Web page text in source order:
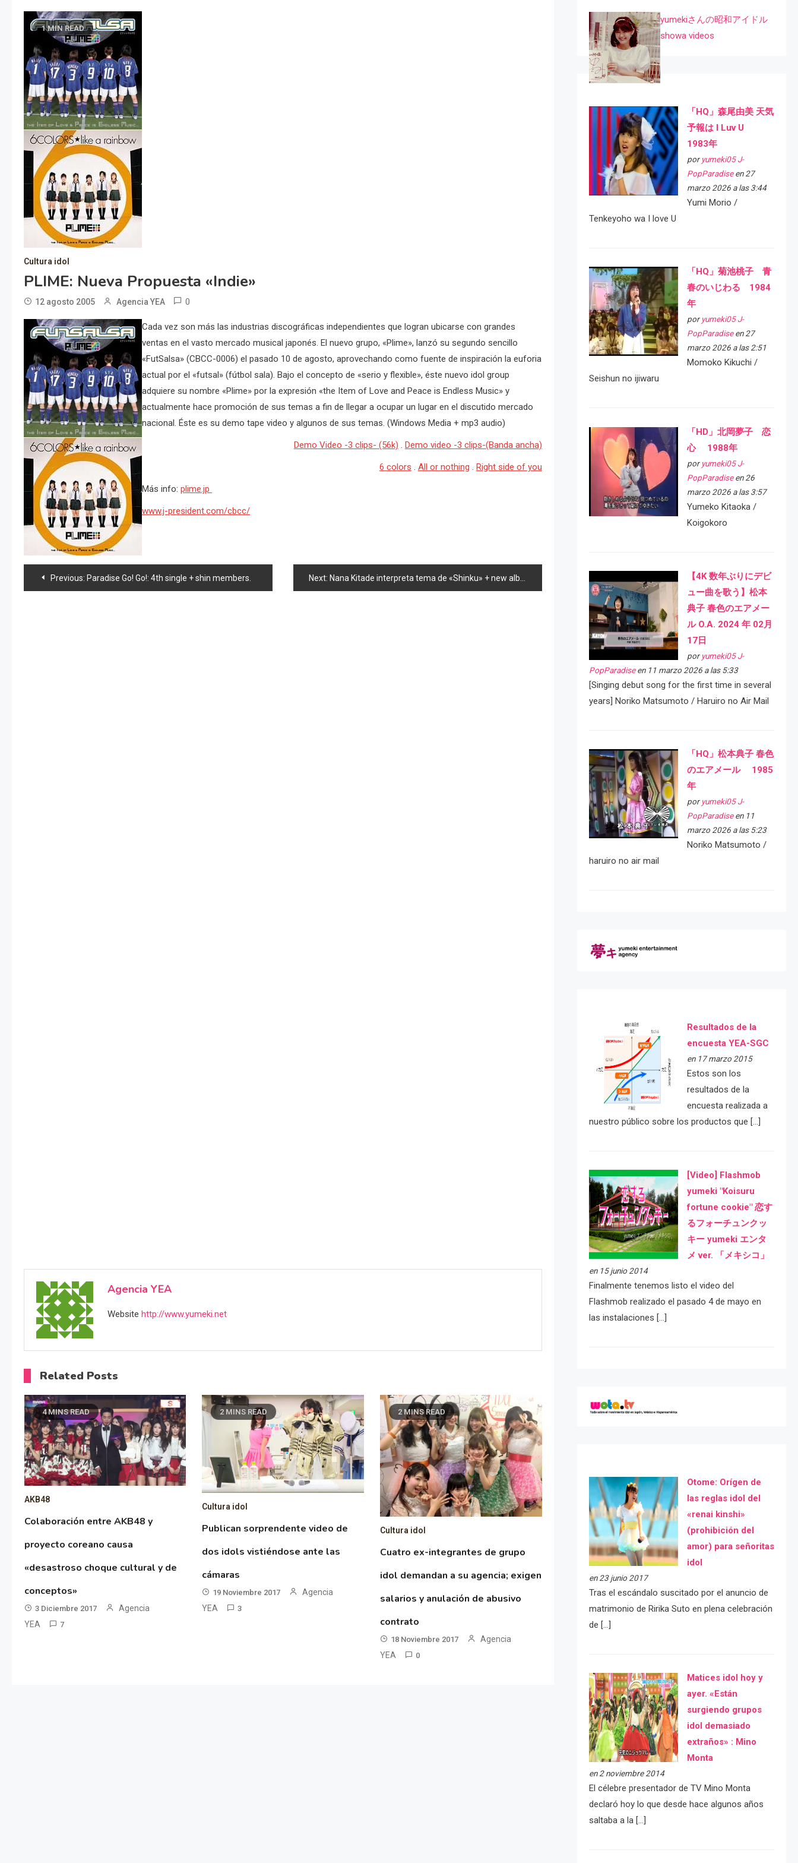
1 MIN READ
Cultura idol
PLIME: Nueva Propuesta «indie»
12 agosto 2005 Agencia YEA 0
Cada vez son más las industrias discográficas independientes que logran ubicarse con grandes
ventas en el vasto mercado musical japonés. El nuevo grupo, «Plime», lanzó su segundo sencillo
«FutSalsa» (CBCC-0006) el pasado 10 de agosto, aprovechando como fuente de inspiración la euforia
actual por el «futsal» (fútbol sala). Bajo el concepto de «serio y flexible», éste nuevo idol group
adquiere su nombre «Plime» por la expresión «the Item of Love and Peace is Endless Music» y
actualmente hace promoción de sus temas a fin de llegar a ocupar un lugar en el discutido mercado
nacional. Éste es su demo tape video y algunos de sus temas. (Windows Media + mp3 audio)
Demo Video -3 clips- (56k) . Demo video -3 clips-(Banda ancha)
6 colors . All or nothing . Right side of you
Más info: plime.jp
www.j-president.com/cbcc/
Navegación
Previous: Paradise Go! Go!: 4th single + shin members. Next: Nana Kitade interpreta tema de «Shinku» + new album.
Agencia YEA
Website http://www.yumeki.net
Related Posts
4 MINS READ
AKB48
Colaboración entre AKB48 y
proyecto coreano causa
«desastroso choque cultural y de
conceptos»
3 Diciembre 2017
Agencia
YEA
7
2 MINS READ
Cultura idol
Publican sorprendente video de
dos idols vistiéndose ante las
cámaras
19 Noviembre 2017
Agencia
YEA
3
2 MINS READ
Cultura idol
Cuatro ex-integrantes de grupo
idol demandan a su agencia; exigen
salarios y anulación de abusivo
contrato
18 Noviembre 2017
Agencia
YEA
0
yumekiさんの昭和アイドル
showa videos
「HQ」森尾由美 天気
予報は I Luv U
1983年
por yumeki05 J-
PopParadiseen 27
marzo 2026 a las 3:44
Yumi Morio /
Tenkeyoho wa I love U
「HQ」菊池桃子 青
春のいじわる 1984
年
por yumeki05 J-
PopParadiseen 27
marzo 2026 a las 2:51
Momoko Kikuchi /
Seishun no ijiwaru
「HD」北岡夢子 恋
心 1988年
por yumeki05 J-
PopParadiseen 26
marzo 2026 a las 3:57
Yumeko Kitaoka /
Koigokoro
【4K 数年ぶりにデビ
ュー曲を歌う】松本
典子 春色のエアメー
ル O.A. 2024 年 02月
17日
por yumeki05 J-
PopParadiseen 11 marzo 2026 a las 5:33
[Singing debut song for the first time in several
years] Noriko Matsumoto / Haruiro no Air Mail
「HQ」松本典子 春色
のエアメール 1985
年
por yumeki05 J-
PopParadiseen 11
marzo 2026 a las 5:23
Noriko Matsumoto /
haruiro no air mail
Resultados de la
encuesta YEA-SGC
en 17 marzo 2015
Estos son los
resultados de la
encuesta realizada a
nuestro público sobre los productos que […]
[Video] Flashmob
yumeki "Koisuru
fortune cookie" 恋す
るフォーチュンクッ
キー yumeki エンタ
メ ver. 「メキシコ」
en 15 junio 2014
Finalmente tenemos listo el video del
Flashmob realizado el pasado 4 de mayo en
las instalaciones […]
Otome: Orígen de
las reglas idol del
«renai kinshi»
(prohibición del
amor) para señoritas
idol
en 23 junio 2017
Tras el escándalo suscitado por el anuncio de
matrimonio de Ririka Suto en plena celebración
de […]
Matices idol hoy y
ayer. «Están
surgiendo grupos
idol demasiado
extraños» : Mino
Monta
en 2 noviembre 2014
El célebre presentador de TV Mino Monta
declaró hoy lo que desde hace algunos años
saltaba a la […]